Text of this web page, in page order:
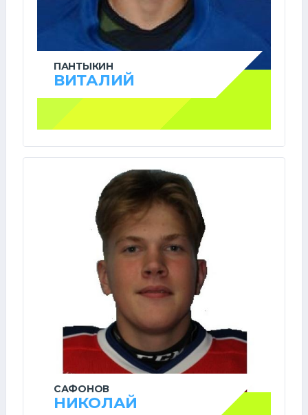
ПАНТЫКИН
ВИТАЛИЙ
САФОНОВ
НИКОЛАЙ